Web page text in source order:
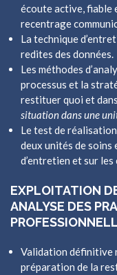
écoute active, fiable
recentrage
La technique
redites des données.
Les méthodes
processus et la
restituer quoi et
situation dans une
Le test de
deux unités de
d’entretien et sur
EXPLOITATION
ANALYSE DES
Validation définitive
préparation de la